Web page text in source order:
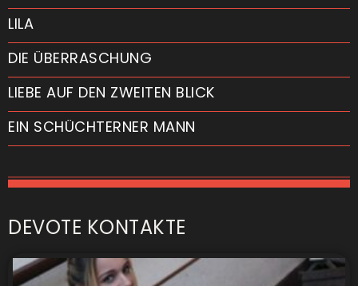
LILA
DIE ÜBERRASCHUNG
LIEBE AUF DEN ZWEITEN BLICK
EIN SCHÜCHTERNER MANN
DEVOTE KONTAKTE